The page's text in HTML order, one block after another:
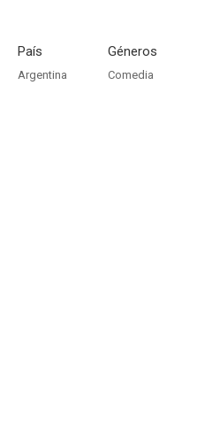
País
Argentina
Géneros
Comedia